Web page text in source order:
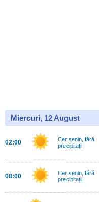
Miercuri, 12 August
02:00
Cer senin, fără
precipitații
08:00
Cer senin, fără
precipitații